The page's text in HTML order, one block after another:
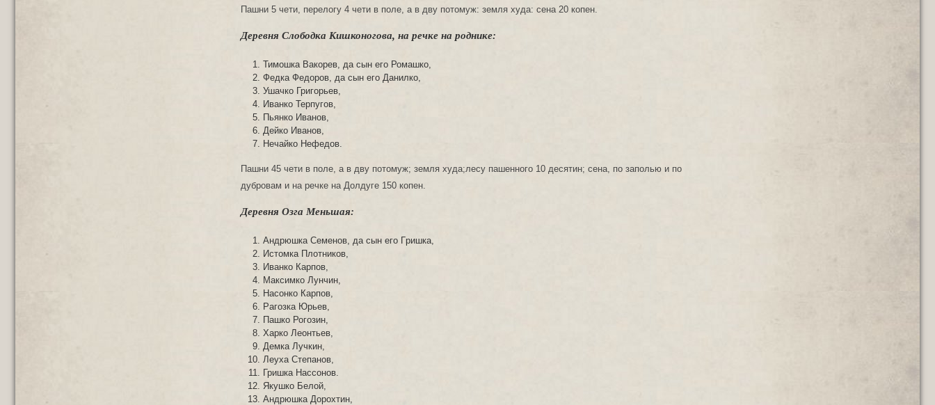
Пашни 5 чети, перелогу 4 чети в поле, а в дву потомуж: земля худа: сена 20 копен.
Деревня Слободка Кишконогова, на речке на роднике:
Тимошка Вакорев, да сын его Ромашко,
Федка Федоров, да сын его Данилко,
Ушачко Григорьев,
Иванко Терпугов,
Пьянко Иванов,
Дейко Иванов,
Нечайко Нефедов.
Пашни 45 чети в поле, а в дву потомуж; земля худа;лесу пашенного 10 десятин; сена, по заполью и по
дубровам и на речке на Долдуге 150 копен.
Деревня Озга Меньшая:
Андрюшка Семенов, да сын его Гpишкa,
Истомка Плотников,
Иванко Карпов,
Максимко Лунчин,
Насонко Карпов,
Рагозка Юрьев,
Пашкo Рогозин,
Харко Леонтьев,
Демка Лучкин,
Леуха Степанов,
Гришка Нассонов.
Якyшкo Белой,
Андрюшка Дорохтин,